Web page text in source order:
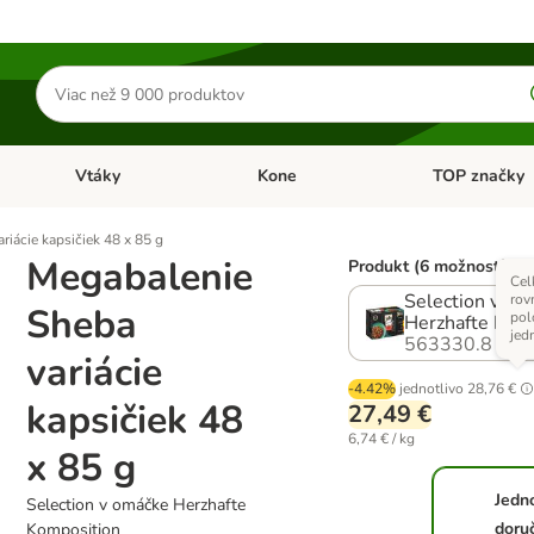
Hľadať
produkty
Otvoriť menu: Malé zvieratá
Vtáky Otvoriť menu: Vtáky
Kone Otvoriť menu:
TOP značky
kapsičiek 48 x 85 g
Megabalenie
Sheba
variácie
kapsičiek 48
x 85 g
Selection v omáčke Herzhafte
Produkt (6 možností)
Selection v
Herzhafte
563330.8
-4.42% jednotlivo 28,76 €
27,49 €
6,74 € / kg